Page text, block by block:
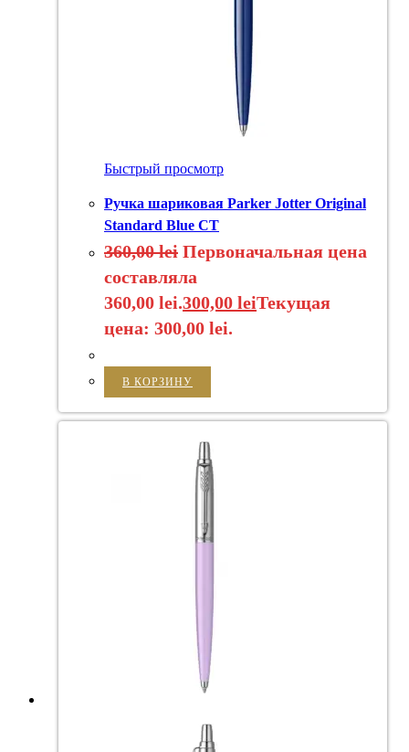
Быстрый просмотр
Ручка шариковая Parker Jotter Original
Standard Blue CT
360,00lei Первоначальная цена
составляла
360,00 lei.300,00 leiТекущая
цена: 300,00 lei.
В КОРЗИНУ